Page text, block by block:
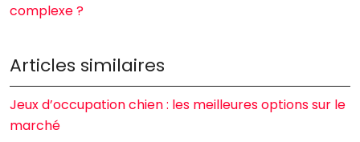
complexe ?
Articles similaires
Jeux d’occupation chien : les meilleures options sur le
marché